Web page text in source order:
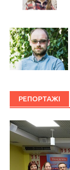
РЕПОРТАЖІ